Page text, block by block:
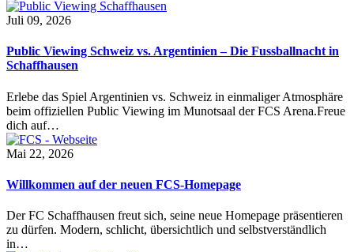
Juli 09, 2026
Public Viewing Schweiz vs. Argentinien – Die Fussballnacht in
Schaffhausen
Erlebe das Spiel Argentinien vs. Schweiz in einmaliger Atmosphäre
beim offiziellen Public Viewing im Munotsaal der FCS Arena.Freue
dich auf…
Mai 22, 2026
Willkommen auf der neuen FCS-Homepage
Der FC Schaffhausen freut sich, seine neue Homepage präsentieren
zu dürfen. Modern, schlicht, übersichtlich und selbstverständlich
in…